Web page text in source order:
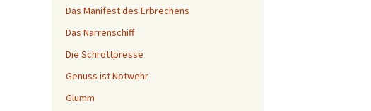
Das Manifest des Erbrechens
Das Narrenschiff
Die Schrottpresse
Genuss ist Notwehr
Glumm